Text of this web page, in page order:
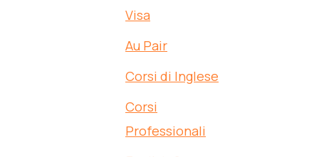
Visa
Au Pair
Corsi di Inglese
Corsi
Professionali